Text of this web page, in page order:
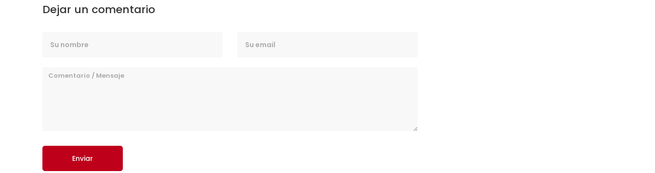
Dejar un comentario
Enviar